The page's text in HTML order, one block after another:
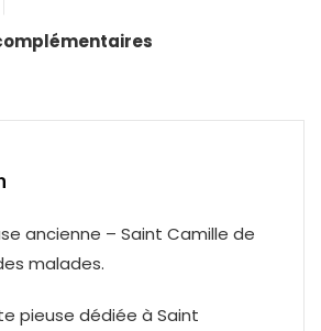
ancienne – Saint Camille de
malades.
pieuse dédiée à Saint